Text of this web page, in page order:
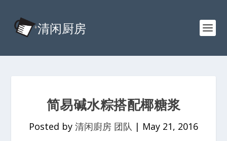
简易碱水粽搭配椰糖浆
Posted by 清闲廚房 团队 | May 21, 2016